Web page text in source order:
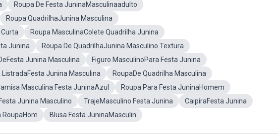
Roupa De Festa JuninaMasculinaadulto
Roupa QuadrilhaJunina Masculina
Roupa MasculinaColete Quadrilha Junina
Junina
Roupa De QuadrilhaJunina Masculino Textura
Junina Masculina
Figuro MasculinoPara Festa Junina
ListradaFesta Junina Masculina
RoupaDe Quadrilha Masculina
Masculina Festa JuninaAzul
Roupa Para Festa JuninaHomem
Junina Masculino TrajeMasculino Festa Junina
CaipiraFesta Junina
RoupaHom Blusa Festa JuninaMasculin